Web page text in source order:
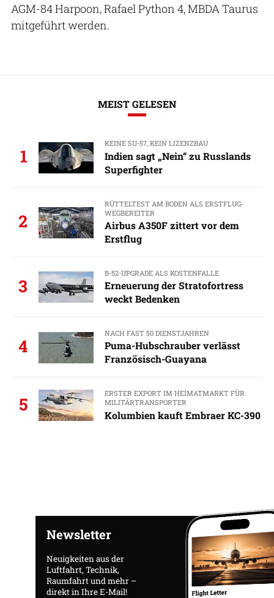
AGM-84 Harpoon, Rafael Python 4, MBDA Taurus
mitgeführt werden.
MEIST GELESEN
1
KEINE SU-57, KEIN LIZENZBAU
Indien sagt „Nein“ zu Russlands
Superfighter
2
RÜTTELTEST AM BODEN ALS ERSTFLUG-
WEGBEREITER
Airbus A350F zittert vor dem
Erstflug
3
B-52-UPGRADE ALS KOSTENFALLE
Erneuerung der Stratofortress
weckt Bedenken
4
NACH FAST 50 DIENSTJAHREN
Puma-Hubschrauber verlässt
Französisch-Guayana
5
ERSTER EXPORT IM HEIMATMARKT FÜR
MILITÄRTRANSPORTER
Kolumbien kauft Embraer KC-390
Newsletter
Neuigkeiten aus der
Luftfahrt, Technik,
Raumfahrt und mehr –
direkt in Ihre E-Mail!